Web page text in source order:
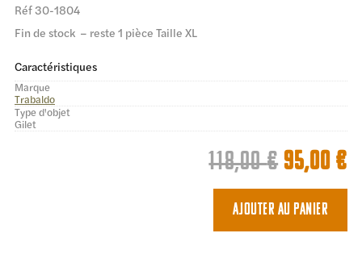
Réf 30-1804
Fin de stock – reste 1 pièce Taille XL
Caractéristiques
Marque
Trabaldo
Type d'objet
Gilet
118,00€ Le
prix
initial
était :
95,00€
Ajouter au panier